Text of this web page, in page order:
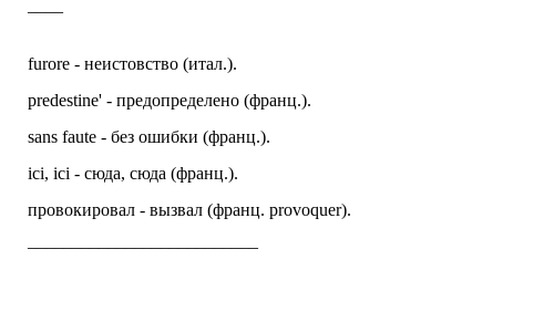
––––
furore - неистовство (итал.).
predestine' - предопределено (франц.).
sans faute - без ошибки (франц.).
ici, ici - сюда, сюда (франц.).
провокировал - вызвал (франц. provoquer).
––––––––––––––––––––––––––